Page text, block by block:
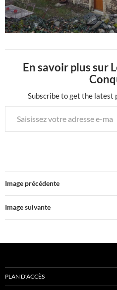
En savoir plus sur
Subscribe to get the latest
Saisissez votre adresse e-mail…
Image précédente
Image suivante
PLAN D’ACCÈS